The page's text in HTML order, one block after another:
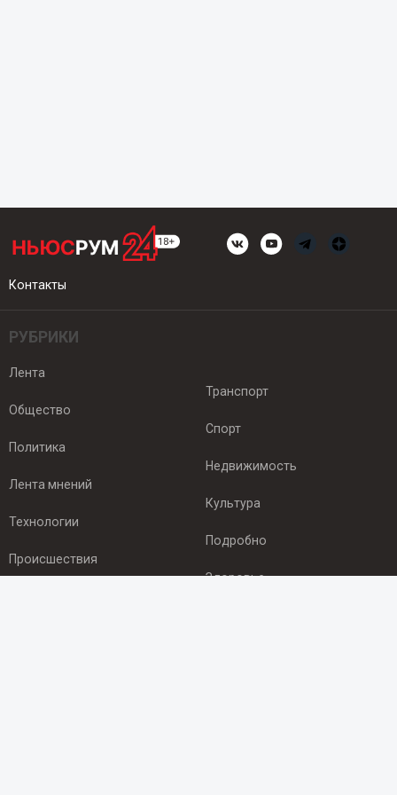
Контакты
РУБРИКИ
Лента
Общество
Политика
Лента мнений
Технологии
Происшествия
Транспорт
Спорт
Недвижимость
Культура
Подробно
Здоровье